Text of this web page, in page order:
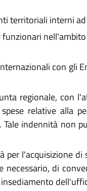
territoriali interni
con gli
regionale, con
relative alla
indennità non
l'acquisizione
di
insediamento